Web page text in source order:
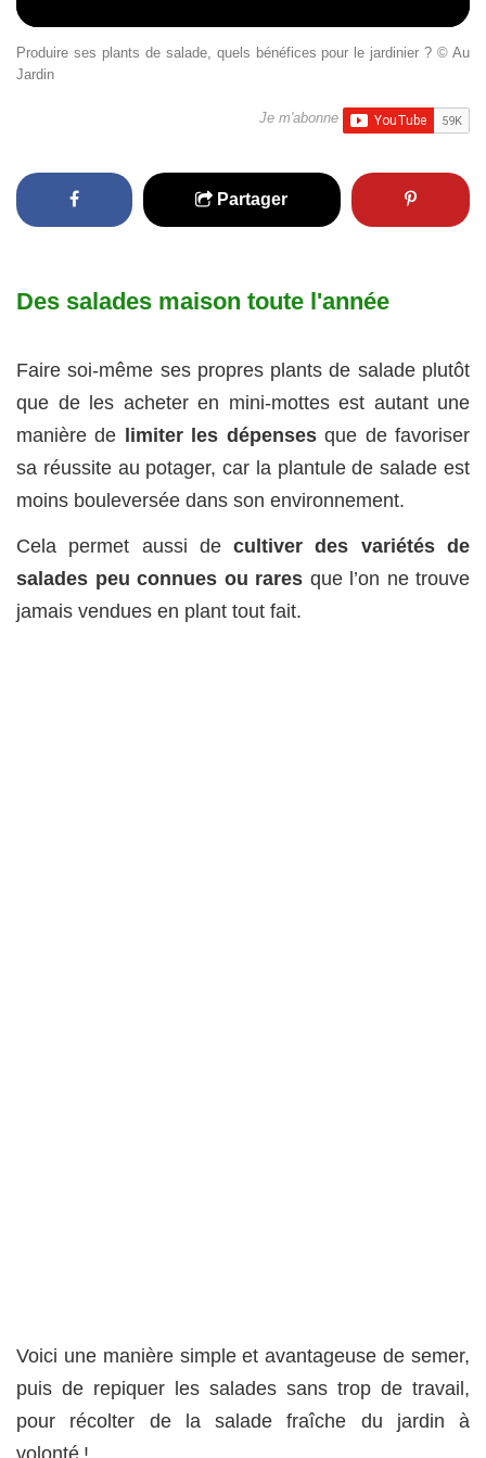
Produire ses plants de salade, quels bénéfices pour le jardinier ? © Au
Jardin
Je m'abonne
Partager
Des salades maison toute l'année
Faire soi-même ses propres plants de salade plutôt
que de les acheter en mini-mottes est autant une
manière de limiter les dépensesque de favoriser
sa réussite au potager, car la plantule de salade est
moins bouleversée dans son environnement.
Cela permet aussi decultiver des variétés de
salades peu connues ou rares que l’on ne trouve
jamais vendues en plant tout fait.
Voici une manière simple et avantageuse de semer,
puis de repiquer les salades sans trop de travail,
pour récolter de la salade fraîche du jardin à